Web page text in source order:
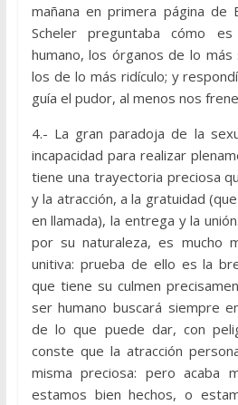
mañana en primera página de
Scheler preguntaba cómo
humano, los órganos de lo más
los de lo más ridículo; y
guía el pudor, al menos nos
4.- La gran paradoja de la
incapacidad para realizar
tiene una trayectoria preciosa
y la atracción, a la gratuidad
en llamada), la entrega y la
por su naturaleza, es mucho
unitiva: prueba de ello es la
que tiene su culmen
ser humano buscará siempre
de lo que puede dar, con
conste que la atracción
misma preciosa: pero acaba
estamos bien hechos, o